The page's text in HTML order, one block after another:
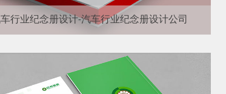
行业纪念册设计-汽车行业纪念册设计公司